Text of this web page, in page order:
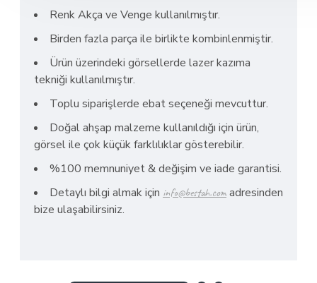
Renk Akça ve Venge kullanılmıştır.
Birden fazla parça ile birlikte kombinlenmiştir.
Ürün üzerindeki görsellerde lazer kazıma
tekniği kullanılmıştır.
Toplu siparişlerde ebat seçeneği mevcuttur.
Doğal ahşap malzeme kullanıldığı için ürün,
görsel ile çok küçük farklılıklar gösterebilir.
%100 memnuniyet & değişim ve iade garantisi.
Detaylı bilgi almak için info@bestah.comadresinden
bize ulaşabilirsiniz.